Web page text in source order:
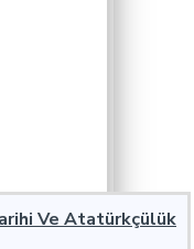
Ve Atatürkçülük